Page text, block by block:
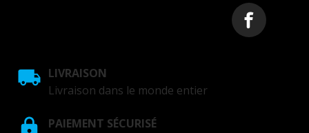
LIVRAISON
Livraison dans le monde entier
PAIEMENT SÉCURISÉ